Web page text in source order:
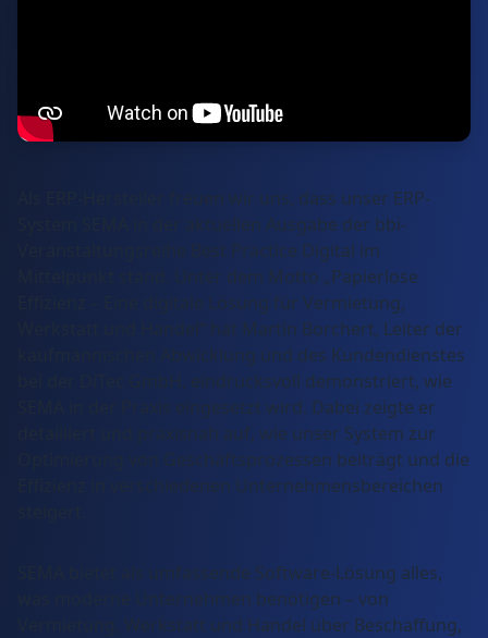
Als ERP-Hersteller freuen wir uns, dass unser ERP-
System SEMA in der aktuellen Ausgabe der bbi-
Veranstaltungsreihe Best Practice Digital im
Mittelpunkt stand. Unter dem Motto „Papierlose
Effizienz – Eine digitale Lösung für Vermietung,
Werkstatt und Handel“ hat Martin Borchert, Leiter der
kaufmännischen Abwicklung und des Kundendienstes
bei der DiTec GmbH, eindrucksvoll demonstriert, wie
SEMA in der Praxis eingesetzt wird. Dabei zeigte er
detailliert und praxisnah auf, wie unser System zur
Optimierung von Geschäftsprozessen beiträgt und die
Effizienz in verschiedenen Unternehmensbereichen
SEMA bietet als umfassende Software-Lösung alles,
was moderne Unternehmen benötigen – von
Vermietung, Werkstatt und Handel über Beschaffung,